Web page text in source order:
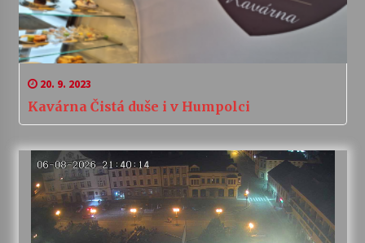
20. 9. 2023
Kavárna Čistá duše i v Humpolci